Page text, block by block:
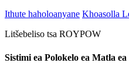
Ithute haholoanyane Khoasolla
Litšebeliso tsa ROYPOW
Sistimi ea Polokelo ea Matla